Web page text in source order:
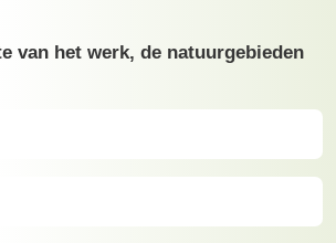
van het werk, de natuurgebieden